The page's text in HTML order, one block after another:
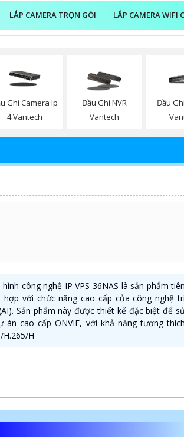
LẮP CAMERA TRỌN GÓI LẮP CAMERA WIFI
Ghi Camera Ip
4 Vantech
Đầu Ghi NVR
Vantech
Đầu
công nghệ IP VPS-36NAS là sản phẩm tiên
với chức năng cao cấp của công nghệ
Sản phẩm này được thiết kế đặc biệt để
án cao cấp ONVIF, với khả năng tương thích
H.265/H